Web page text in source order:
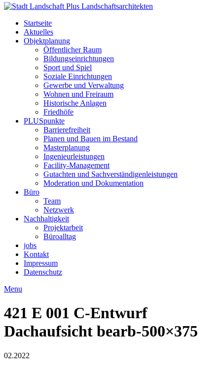
Startseite
Aktuelles
Objektplanung
Öffentlicher Raum
Bildungseinrichtungen
Sport und Spiel
Soziale Einrichtungen
Gewerbe und Verwaltung
Wohnen und Freiraum
Historische Anlagen
Friedhöfe
PLUSpunkte
Barrierefreiheit
Planen und Bauen im Bestand
Masterplanung
Ingenieurleistungen
Facility-Management
Gutachten und Sachverständigenleistungen
Moderation und Dokumentation
Büro
Team
Netzwerk
Nachhaltigkeit
Projektarbeit
Büroalltag
jobs
Kontakt
Impressum
Datenschutz
Menu
421 E 001 C-Entwurf
Dachaufsicht bearb-500×375
02.2022